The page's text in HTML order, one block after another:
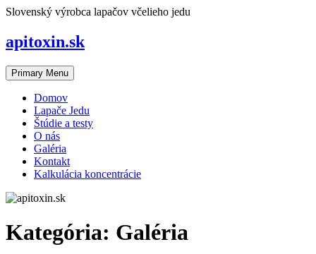
Skip
content
Slovenský výrobca lapačov včelieho jedu
apitoxin.sk
Primary Menu
Domov
Lapače Jedu
Štúdie a testy
O nás
Galéria
Kontakt
Kalkulácia koncentrácie
Kategória: Galéria